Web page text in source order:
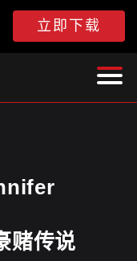
立即下载
赌传说